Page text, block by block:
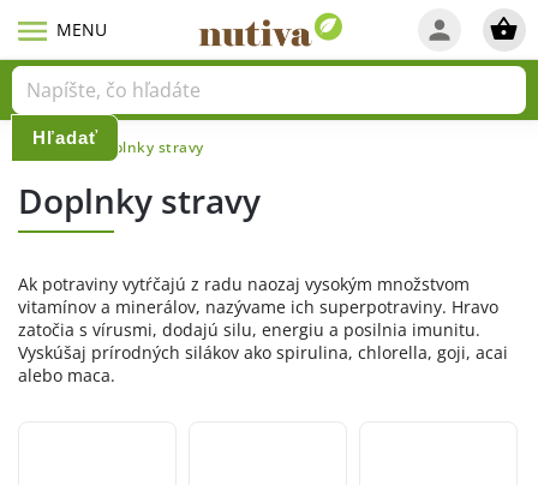
Hľadať
Domov / Doplnky stravy
Doplnky stravy
Ak potraviny vytŕčajú z radu naozaj vysokým množstvom
vitamínov a minerálov, nazývame ich superpotraviny. Hravo
zatočia s vírusmi, dodajú silu, energiu a posilnia imunitu.
Vyskúšaj prírodných silákov ako spirulina, chlorella, goji, acai
alebo maca.